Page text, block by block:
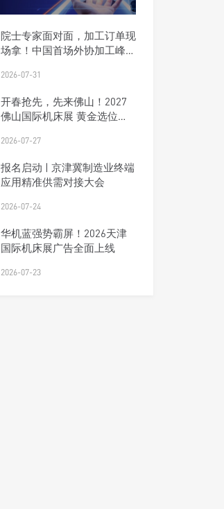
院士专家面对面，加工订单现
场拿！中国首场外协加工峰会
2026-07-31
开春抢先，先来佛山！2027
佛山国际机床展 黄金选位正
2026-07-27
报名启动 | 京津冀制造业终端
应用精准供需对接大会
2026-07-24
华机蓝强势霸屏！2026天津
国际机床展广告全面上线
2026-07-23